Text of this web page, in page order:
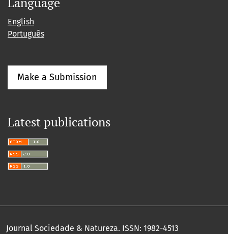
English
Português
Make a Submission
Latest publications
Journal Sociedade & Natureza. ISSN: 1982-4513